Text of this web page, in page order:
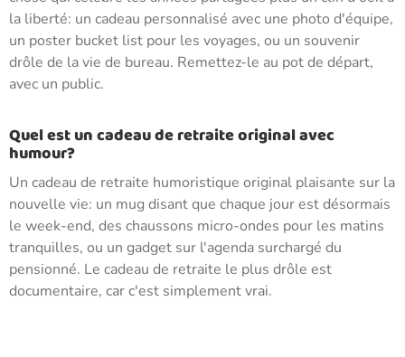
la liberté: un cadeau personnalisé avec une photo d'équipe,
un poster bucket list pour les voyages, ou un souvenir
drôle de la vie de bureau. Remettez-le au pot de départ,
avec un public.
Quel est un cadeau de retraite original avec
humour?
Un cadeau de retraite humoristique original plaisante sur la
nouvelle vie: un mug disant que chaque jour est désormais
le week-end, des chaussons micro-ondes pour les matins
tranquilles, ou un gadget sur l'agenda surchargé du
pensionné. Le cadeau de retraite le plus drôle est
documentaire, car c'est simplement vrai.